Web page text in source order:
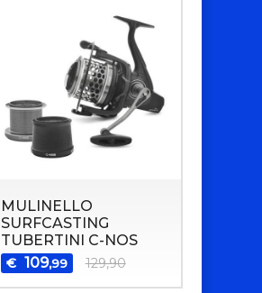
MULINELLO
SURFCASTING
TUBERTINI C-NOS
€ 109,99 129,90